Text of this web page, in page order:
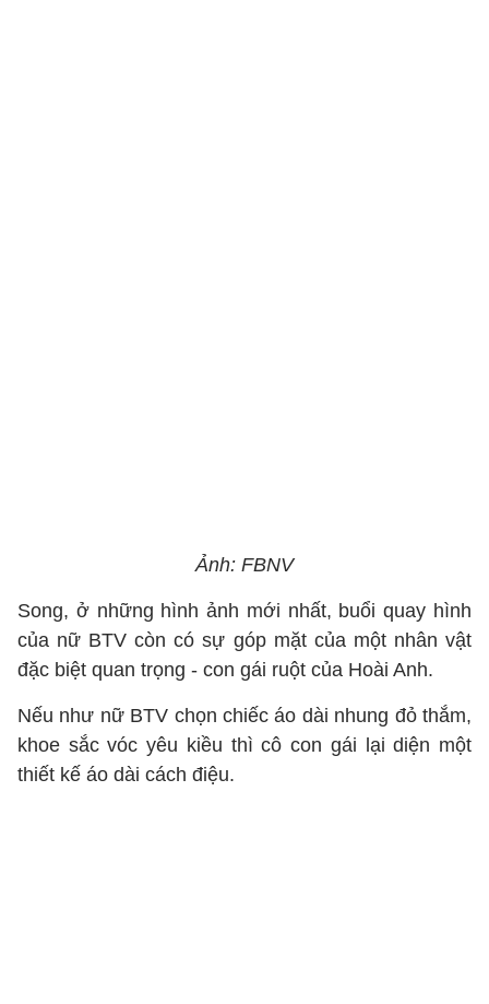
Ảnh: FBNV
Song, ở những hình ảnh mới nhất, buổi quay hình
của nữ BTV còn có sự góp mặt của một nhân vật
đặc biệt quan trọng - con gái ruột của Hoài Anh.
Nếu như nữ BTV chọn chiếc áo dài nhung đỏ thắm,
khoe sắc vóc yêu kiều thì cô con gái lại diện một
thiết kế áo dài cách điệu.